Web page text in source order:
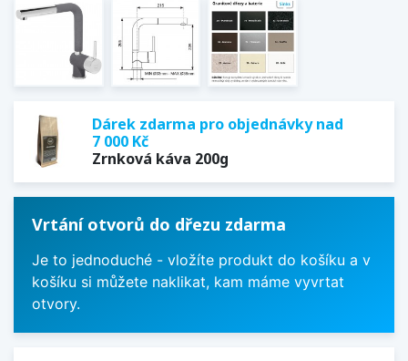
Dárek zdarma pro objednávky nad
7 000 Kč
Zrnková káva 200g
Vrtání otvorů do dřezu zdarma
Je to jednoduché - vložíte produkt do košíku a v
košíku si můžete naklikat, kam máme vyvrtat
otvory.